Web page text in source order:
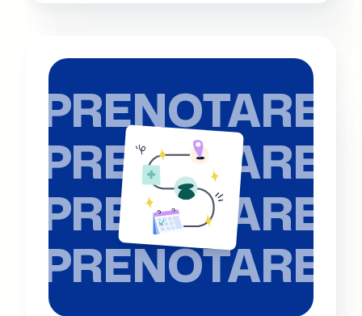
PRENOTARE
PRENOTARE
PRENOTARE
PRENOTARE